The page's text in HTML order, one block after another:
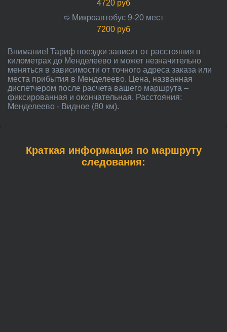
4720 руб
➯ Микроавтобус 9-20 мест
7200 руб
Внимание! Тариф поездки зависит от расстояния в
километрах до Менделеево и может незначительно
меняться в зависимости от точного адреса заказа или
места прибытия в Менделеево. Цена, названная
диспетчером после расчета вашего маршрута –
фиксированная и окончательная. Расстояния:
Менделеево - Видное (80 км).
Краткая информация по маршруту
следования: